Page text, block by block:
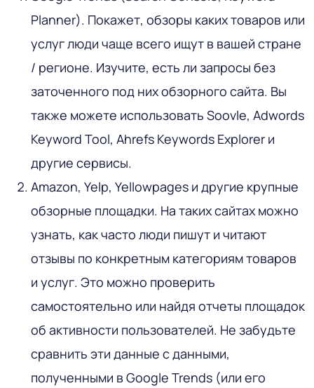
Planner). Покажет, обзоры каких товаров или
услуг люди чаще всего ищут в вашей стране
/ регионе. Изучите, есть ли запросы без
заточенного под них обзорного сайта. Вы
также можете использовать Soovle, Adwords
Keyword Tool, Ahrefs Keywords Explorer и
другие сервисы.
Amazon, Yelp, Yellowpages и другие крупные
обзорные площадки. На таких сайтах можно
узнать, как часто люди пишут и читают
отзывы по конкретным категориям товаров
и услуг. Это можно проверить
самостоятельно или найдя отчеты площадок
об активности пользователей. Не забудьте
сравнить эти данные с данными,
полученными в Google Trends (или его